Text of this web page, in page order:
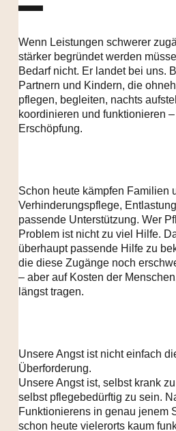
Wenn Leistungen schwerer
stärker begründet werden
Bedarf nicht. Er landet bei uns.
Partnern und Kindern, die
pflegen, begleiten, nachts
koordinieren und funktionieren
Erschöpfung.
Schon heute kämpfen Familien
Verhinderungspflege,
passende Unterstützung. Wer
Problem ist nicht zu viel Hilfe.
überhaupt passende Hilfe zu
die diese Zugänge noch
– aber auf Kosten der
längst tragen.
Unsere Angst ist nicht einfach
Überforderung.
Unsere Angst ist, selbst krank
selbst pflegebedürftig zu sein.
Funktionierens in genau jenem
schon heute vielerorts kaum